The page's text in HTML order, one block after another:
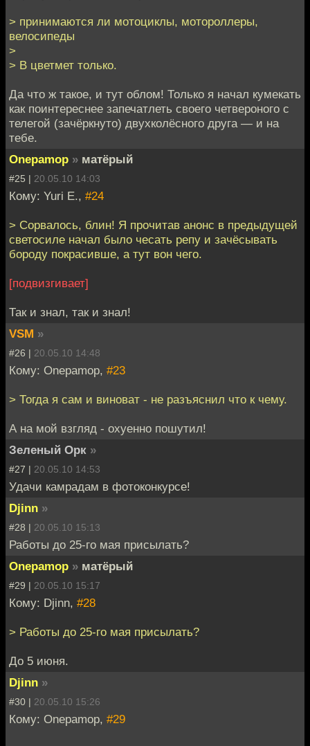
> принимаются ли мотоциклы, мотороллеры,
велосипеды
>
> В цветмет только.
Да что ж такое, и тут облом! Только я начал кумекать
как поинтереснее запечатлеть своего четвероного с
телегой (зачёркнуто) двухколёсного друга — и на
тебе.
Onepamop » матёрый
#25 | 20.05.10 14:03
Кому: Yuri E., #24
> Сорвалось, блин! Я прочитав анонс в предыдущей
светосиле начал было чесать репу и зачёсывать
бороду покрасивше, а тут вон чего.
[подвизгивает]
Так и знал, так и знал!
VSM »
#26 | 20.05.10 14:48
Кому: Onepamop, #23
> Тогда я сам и виноват - не разъяснил что к чему.
А на мой взгляд - охуенно пошутил!
Зеленый Орк »
#27 | 20.05.10 14:53
Удачи камрадам в фотоконкурсе!
Djinn »
#28 | 20.05.10 15:13
Работы до 25-го мая присылать?
Onepamop » матёрый
#29 | 20.05.10 15:17
Кому: Djinn, #28
> Работы до 25-го мая присылать?
До 5 июня.
Djinn »
#30 | 20.05.10 15:26
Кому: Onepamop, #29